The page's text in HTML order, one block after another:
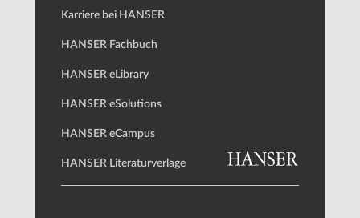
Karriere bei HANSER
HANSER Fachbuch
HANSER eLibrary
HANSER eSolutions
HANSER eCampus
HANSER Literaturverlage